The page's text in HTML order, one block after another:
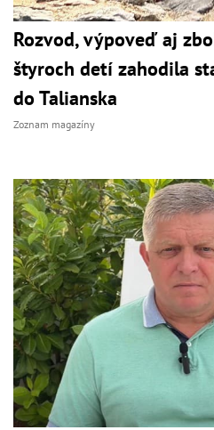
Rozvod, výpoveď aj
štyroch detí zahodila
do Talianska
Zoznam magazíny